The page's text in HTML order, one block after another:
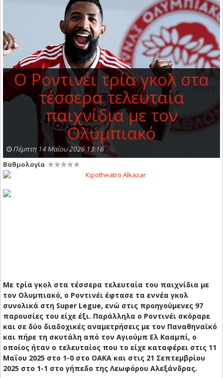
Ο Ροντινέι τρία γκολ στα
τέσσερα τελευταία
παιχνίδια με τον
Ολυμπιακό
Πέμπτη 14 Μαΐου 2026 13:16
Βαθμολογία
Με τρία γκολ στα τέσσερα τελευταία του παιχνίδια με
τον Ολυμπιακό, ο Ροντινέι έφτασε τα εννέα γκολ
συνολικά στη Super Legue, ενώ στις προηγούμενες 97
παρουσίες του είχε έξι. Παράλληλα ο Ροντινέι σκόραρε
και σε δύο διαδοχικές αναμετρήσεις με τον Παναθηναϊκό
και πήρε τη σκυτάλη από τον Αγιούμπ Ελ Κααμπί, ο
οποίος ήταν ο τελευταίος που το είχε καταφέρει στις 11
Μαΐου 2025 στο 1-0 στο ΟΑΚΑ και στις 21 Σεπτεμβρίου
2025 στο 1-1 στο γήπεδο της Λεωφόρου Αλεξάνδρας.